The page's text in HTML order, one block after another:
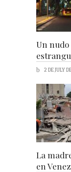
Un nudo
2 DE JULY
La
en